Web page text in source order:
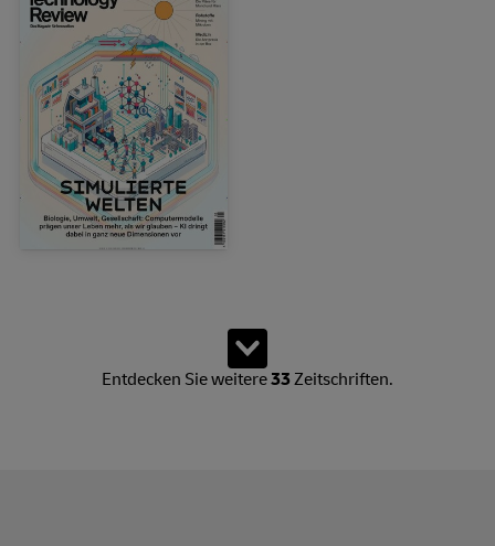
Zeige 15 von insgesamt 48 Produkten. Es sind weitere
Weitere Zeitschriften
Entdecken Sie weitere33Zeitschriften.